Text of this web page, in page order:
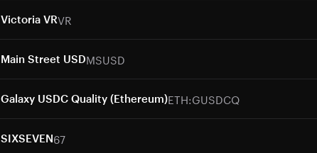
Victoria VRVR
Main Street USDMSUSD
Galaxy USDC Quality (Ethereum)ETH:GUSDCQ
SIXSEVEN67